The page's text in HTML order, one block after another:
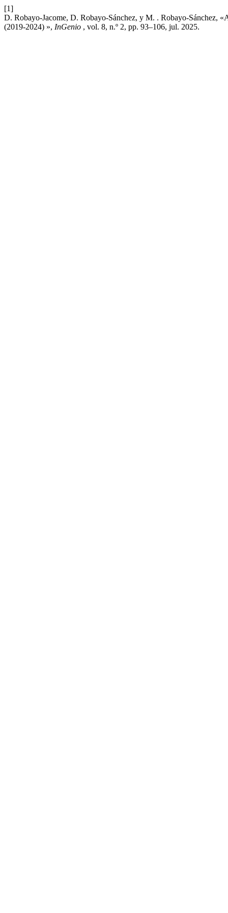
[1]
D. Robayo-Jacome, D. Robayo-Sánchez, y M. . Robayo-Sánchez,
(2019-2024) », InGenio , vol. 8, n.º 2, pp. 93–106, jul. 2025.